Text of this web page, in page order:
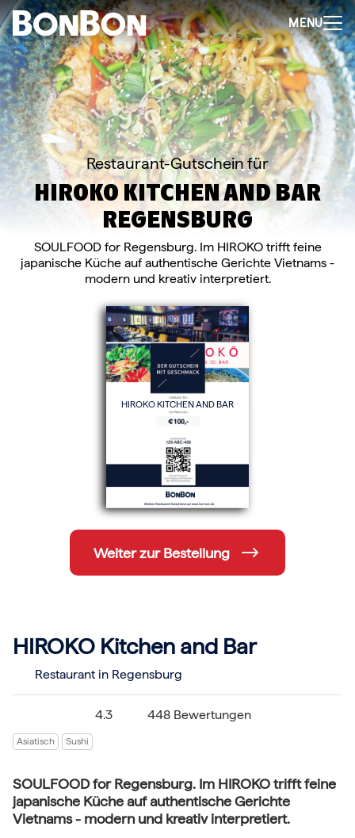
MENU
+-Für Firmen
Mitarbeitergeschenk allgemein
Geburtstage und Jubiläen
Steuerfreie Mitarbeiter-Benefits
Weihnachtsgeschenk Mitarbeiter
Perfekt als Mitarbeiter- oder Kundengeschenk
Bleibt garantiert lange in Erinnerung
Flexibel 3 Jahre deutschlandweit einlösbar
Perfekt für Incentives & Benefits
Auf Wunsch komplett individualisierbar
Anfrage/Beratung
Zur Direktbestellung für Firmen
+-Gutschein kaufen
Geschenkgutschein Allgemein
Happy Birthday
Von Herzen für dich
Tausend Dank
Herzlichen Glückwunsch
Hochzeit
Frohe Weihnachten
Regionale Gutscheine
Berlin
Hamburg
München
Frankfurt
Köln
Düsseldorf
Stuttgart
Essen
-------
Geschmackvoll und maximal flexibel!
Einlösbar für alle 10.000 Partner und 3 Jahre gültig
SOULFOOD for Regensburg. Im HIROKO trifft feine
japanische Küche auf authentische Gerichte Vietnams -
modern und kreativ interpretiert.
Restaurant-Gutschein für
HIROKO KITCHEN AND BAR
REGENSBURG
HIROKO KITCHEN AND BAR
Weiter zur Bestellung
HIROKO Kitchen and Bar
Restaurant in Regensburg
4.3 448 Bewertungen
Asiatisch Sushi
SOULFOOD for Regensburg. Im HIROKO trifft feine
japanische Küche auf authentische Gerichte
Vietnams - modern und kreativ interpretiert.